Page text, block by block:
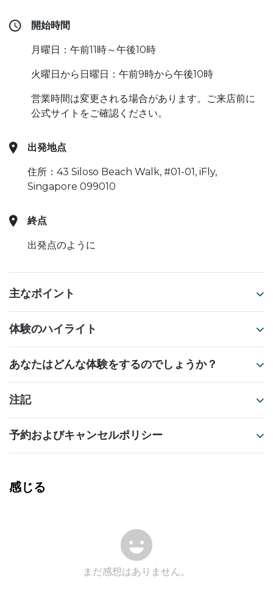
開始時間
月曜日：午前11時～午後10時
火曜日から日曜日：午前9時から午後10時
営業時間は変更される場合があります。ご来店前に
公式サイトをご確認ください。
出発地点
住所：43 Siloso Beach Walk, #01-01, iFly,
Singapore 099010
終点
出発点のように
主なポイント
体験のハイライト
あなたはどんな体験をするのでしょうか？
注記
予約およびキャンセルポリシー
感じる
まだ感想はありません。